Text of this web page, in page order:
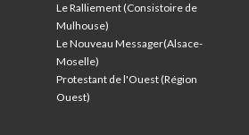
Le Ralliement (Consistoire de
Mulhouse)
Le Nouveau Messager(Alsace-
Moselle)
Protestant de l'Ouest (Région
Ouest)